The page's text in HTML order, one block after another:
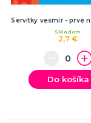
Servítky vesmír - prvé
2,7 €
Skladom
Do košíka